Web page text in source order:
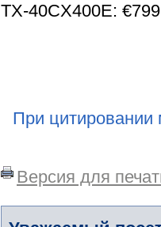
TX-40CX400E:
При цитировании
Версия для